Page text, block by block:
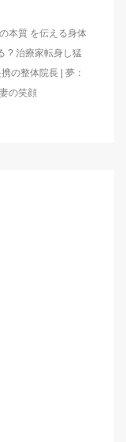
本質 を伝える身体
? 治療家転身し猛
の整体院長 | 夢：
の笑顔